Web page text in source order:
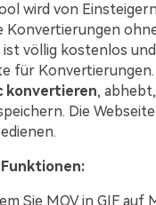
wird von
Konvertierungen
ist völlig kostenlos
für Konvertierungen.
konvertieren,
Die
Sie MOV in GIF